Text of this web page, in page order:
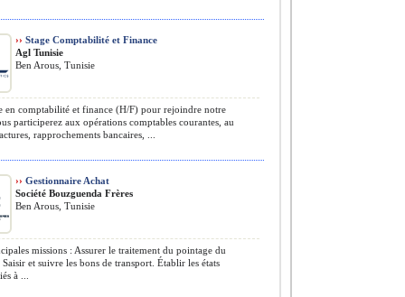
›› Stage Comptabilité et Finance
Agl Tunisie
Ben Arous, Tunisie
en comptabilité et finance (H/F) pour rejoindre notre
participerez aux opérations comptables courantes, au
rapprochements bancaires, ...
›› Gestionnaire Achat
Société Bouzguenda Frères
Ben Arous, Tunisie
missions : Assurer le traitement du pointage du
et suivre les bons de transport. Établir les états
à ...